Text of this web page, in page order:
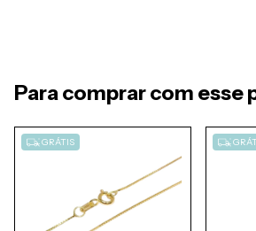
Para comprar com esse
GRÁTIS